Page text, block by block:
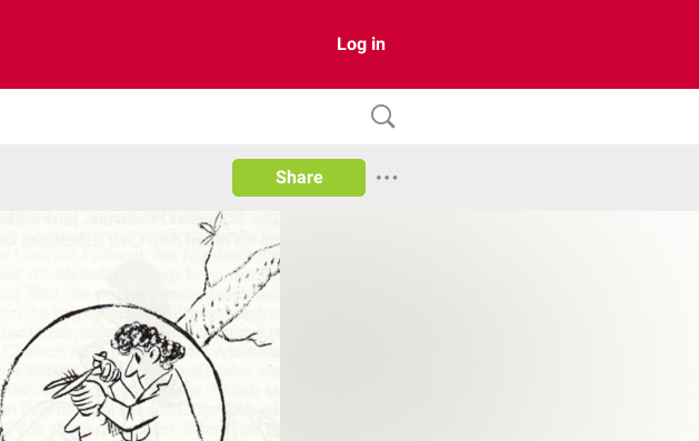
Log in
Share